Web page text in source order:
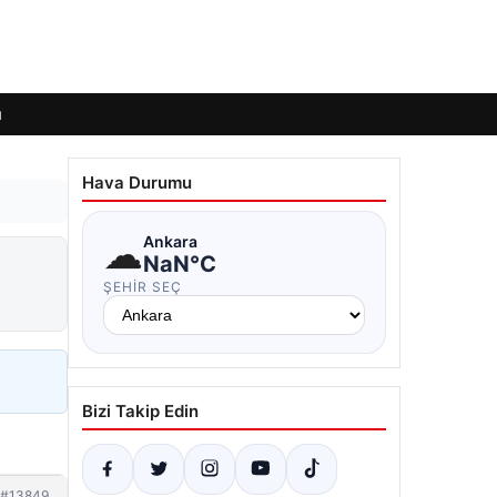
Hava Durumu
☁Ankara
NaN°C
ŞEHIR SEÇ
Bizi Takip Edin